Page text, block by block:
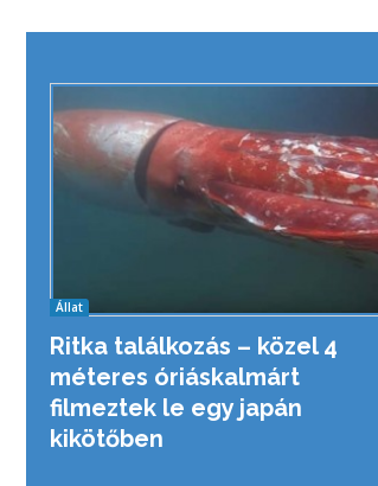
Állat
Ritka találkozás – közel 4
méteres óriáskalmárt
filmeztek le egy japán
kikötőben